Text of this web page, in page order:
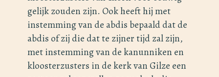
gelijk zouden zijn. Ook heeft hij met
instemming van de abdis bepaald dat de
abdis of zij die dat te zijner tijd zal zijn,
met instemming van de kanunniken en
kloosterzusters in de kerk van Gilze een